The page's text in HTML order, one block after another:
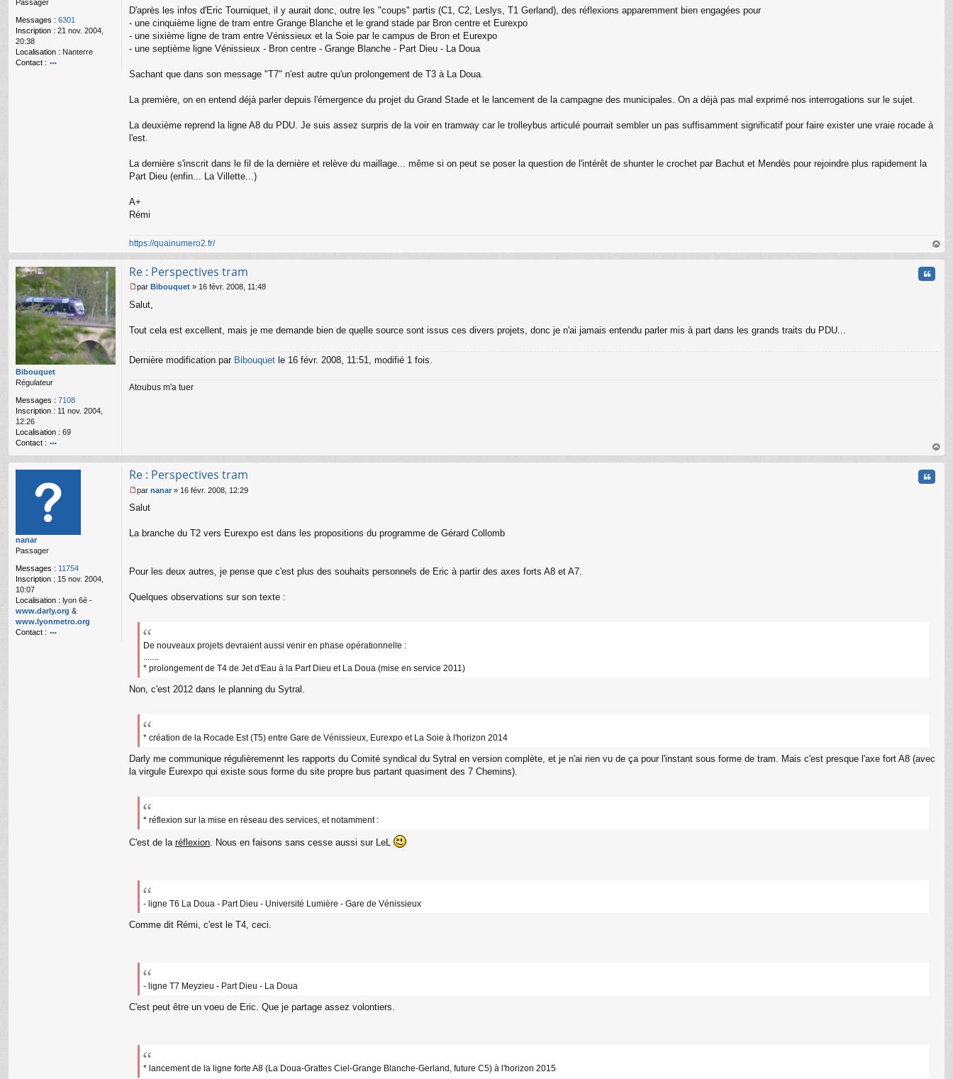
Passager
Messages : 6301
Inscription : 21 nov. 2004,
20:38
Localisation : Nanterre
Contact :
e
n
o
n
D'après les infos d'Eric Tourniquet, il y aurait donc, outre les "coups" partis (C1, C2, Leslys, T1 Gerland), des réflexions apparemment bien engagées pour
- une cinquième ligne de tram entre Grange Blanche et le grand stade par Bron centre et Eurexpo
- une sixième ligne de tram entre Vénissieux et la Soie par le campus de Bron et Eurexpo
- une septième ligne Vénissieux - Bron centre - Grange Blanche - Part Dieu - La Doua
Sachant que dans son message "T7" n'est autre qu'un prolongement de T3 à La Doua.
La première, on en entend déjà parler depuis l'émergence du projet du Grand Stade et le lancement de la campagne des municipales. On a déjà pas mal exprimé nos interrogations sur le sujet.
La deuxième reprend la ligne A8 du PDU. Je suis assez surpris de la voir en tramway car le trolleybus articulé pourrait sembler un pas suffisamment significatif pour faire exister une vraie rocade à
l'est.
La dernière s'inscrit dans le fil de la dernière et relève du maillage... même si on peut se poser la question de l'intérêt de shunter le crochet par Bachut et Mendès pour rejoindre plus rapidement la
Part Dieu (enfin... La Villette...)
A+
Rémi
https://quainumero2.fr/
au
Bibouquet
Régulateur
Messages : 7108
Inscription : 11 nov. 2004,
12:26
Localisation : 69
Contact :
o
nt
te
r
Bi
b
et
Re : Perspectives tram
e
s
e
n
par Bibouquet » 16 févr. 2008, 11:48
Salut,
Tout cela est excellent, mais je me demande bien de quelle source sont issus ces divers projets, donc je n'ai jamais entendu parler mis à part dans les grands traits du PDU...
Dernière modification par Bibouquet le 16 févr. 2008, 11:51, modifié 1 fois.
Atoubus m'a tuer
au
nanar
Passager
Messages : 11754
Inscription : 15 nov. 2004,
10:07
Localisation : lyon 6è -
www.darly.org &
www.lyonmetro.org
Contact :
Re : Perspectives tram
e
s
n
n
par nanar » 16 févr. 2008, 12:29
Salut
La branche du T2 vers Eurexpo est dans les propositions du programme de Gérard Collomb
Pour les deux autres, je pense que c'est plus des souhaits personnels de Eric à partir des axes forts A8 et A7.
Quelques observations sur son texte :
De nouveaux projets devraient aussi venir en phase opérationnelle :
.......
* prolongement de T4 de Jet d'Eau à la Part Dieu et La Doua (mise en service 2011)
Non, c'est 2012 dans le planning du Sytral.
* création de la Rocade Est (T5) entre Gare de Vénissieux, Eurexpo et La Soie à l'horizon 2014
Darly me communique régulièremennt les rapports du Comité syndical du Sytral en version complète, et je n'ai rien vu de ça pour l'instant sous forme de tram. Mais c'est presque l'axe fort A8 (avec
la virgule Eurexpo qui existe sous forme du site propre bus partant quasiment des 7 Chemins).
* réflexion sur la mise en réseau des services, et notamment :
C'est de la réflexion . Nous en faisons sans cesse aussi sur LeL
- ligne T6 La Doua - Part Dieu - Université Lumière - Gare de Vénissieux
Comme dit Rémi, c'est le T4, ceci.
- ligne T7 Meyzieu - Part Dieu - La Doua
C'est peut être un voeu de Eric. Que je partage assez volontiers.
* lancement de la ligne forte A8 (La Doua-Grattes Ciel-Grange Blanche-Gerland, future C5) à l'horizon 2015